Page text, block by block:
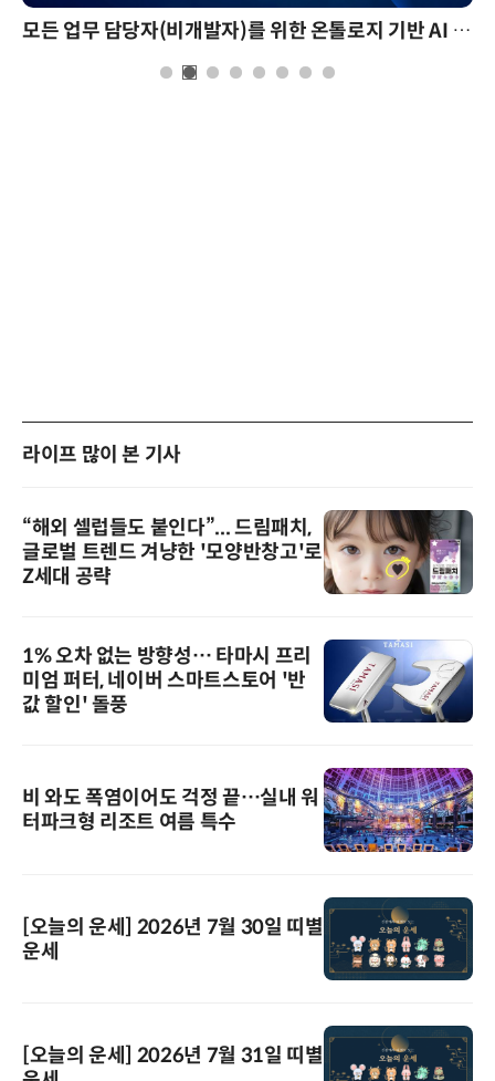
모든 업무 담당자(비개발자)를 위한 온톨로지 기반 AI 지식체계 설계 1-day 워크숍
라이프 많이 본 기사
“해외 셀럽들도 붙인다”... 드림패치,
글로벌 트렌드 겨냥한 '모양반창고'로
Z세대 공략
1% 오차 없는 방향성… 타마시 프리
미엄 퍼터, 네이버 스마트스토어 '반
값 할인' 돌풍
비 와도 폭염이어도 걱정 끝…실내 워
터파크형 리조트 여름 특수
[오늘의 운세] 2026년 7월 30일 띠별
운세
[오늘의 운세] 2026년 7월 31일 띠별